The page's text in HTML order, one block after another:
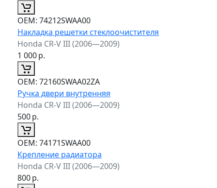
ОЕМ: 74212SWAA00
Накладка решетки стеклоочистителя
Honda CR-V III (2006—2009)
1 000р.
ОЕМ: 72160SWAA02ZA
Ручка двери внутренняя
Honda CR-V III (2006—2009)
500р.
ОЕМ: 74171SWAA00
Крепление радиатора
Honda CR-V III (2006—2009)
800р.